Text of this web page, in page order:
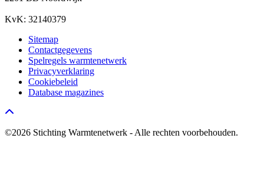
KvK: 32140379
Sitemap
Contactgegevens
Spelregels warmtenetwerk
Privacyverklaring
Cookiebeleid
Database magazines
©2026 Stichting Warmtenetwerk - Alle rechten voorbehouden.